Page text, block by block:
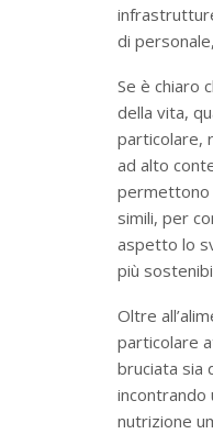
di
Se è chiaro
della vita,
particolare,
ad alto
permettono
simili, per
aspetto lo
più
Oltre
particolare
bruciata sia
incontrando
nutrizione